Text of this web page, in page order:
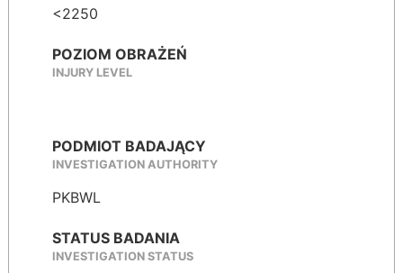
<2250
POZIOM OBRAŻEŃ
INJURY LEVEL
PODMIOT BADAJĄCY
INVESTIGATION AUTHORITY
PKBWL
STATUS BADANIA
INVESTIGATION STATUS